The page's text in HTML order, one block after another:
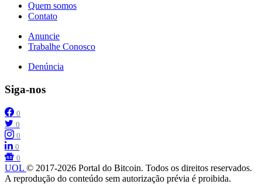
Quem somos
Contato
Anuncie
Trabalhe Conosco
Denúncia
Siga-nos
0
0
0
0
0
UOL © 2017-2026 Portal do Bitcoin. Todos os direitos reservados.
A reprodução do conteúdo sem autorização prévia é proibida.